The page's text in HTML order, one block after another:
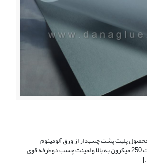
پلیت پشت چسبدار از ورق آلومینوم
آبکاری شده از ضخامت 250 میکرون به بالا و لمینت چسب دوطرفه قوی